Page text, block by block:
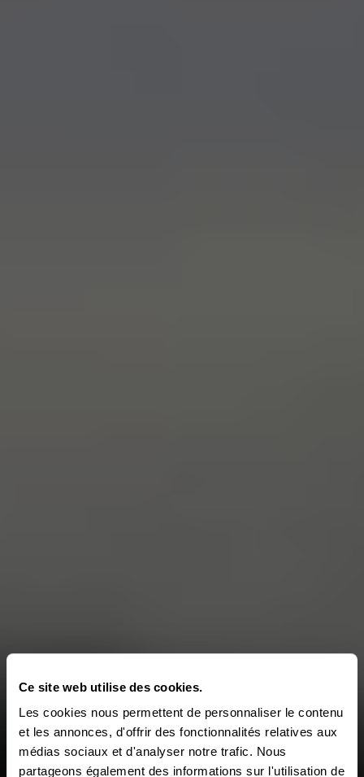
Ce site web utilise des cookies.
Les cookies nous permettent de personnaliser le contenu
et les annonces, d'offrir des fonctionnalités relatives aux
médias sociaux et d'analyser notre trafic. Nous
partageons également des informations sur l'utilisation de